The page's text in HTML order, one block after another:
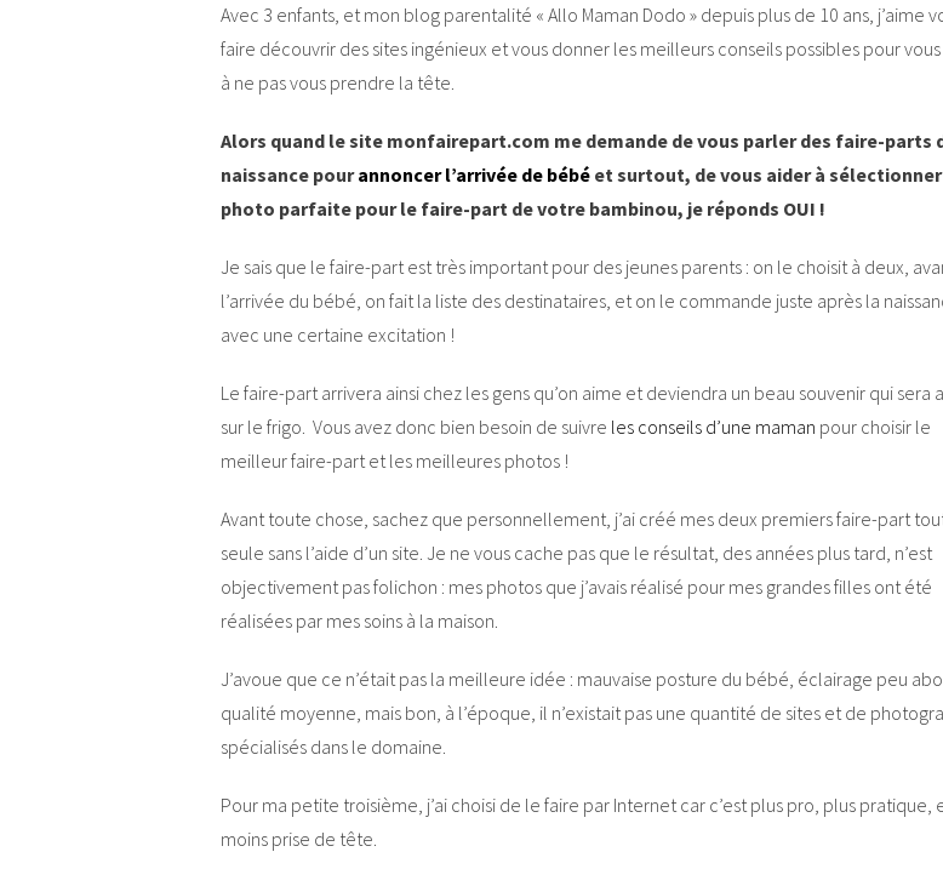
Avec 3 enfants, et mon blog parentalité « Allo Maman Dodo » depuis plus de 10 ans, j’aime
faire découvrir des sites ingénieux et vous donner les meilleurs conseils possibles pour
à ne pas vous prendre la tête.
Alors quand le site monfairepart.com me demande de vous parler des faire-parts
naissance pourannoncer l’arrivée de bébé et surtout, de vous aider à sélectionner
photo parfaite pour le faire-part de votre bambinou, je réponds OUI !
Je sais que le faire-part est très important pour des jeunes parents : on le choisit à deux,
l’arrivée du bébé, on fait la liste des destinataires, et on le commande juste après la
avec une certaine excitation !
Le faire-part arrivera ainsi chez les gens qu’on aime et deviendra un beau souvenir qui sera
sur le frigo. Vous avez donc bien besoin de suivre les conseils d’une maman pour choisir le
meilleur faire-part et les meilleures photos !
Avant toute chose, sachez que personnellement, j’ai créé mes deux premiers faire-part
seule sans l’aide d’un site. Je ne vous cache pas que le résultat, des années plus tard, n’est
objectivement pas folichon : mes photos que j’avais réalisé pour mes grandes filles ont été
réalisées par mes soins à la maison.
J’avoue que ce n’était pas la meilleure idée : mauvaise posture du bébé, éclairage peu
qualité moyenne, mais bon, à l’époque, il n’existait pas une quantité de sites et de
spécialisés dans le domaine.
Pour ma petite troisième, j’ai choisi de le faire par Internet car c’est plus pro, plus pratique,
moins prise de tête.